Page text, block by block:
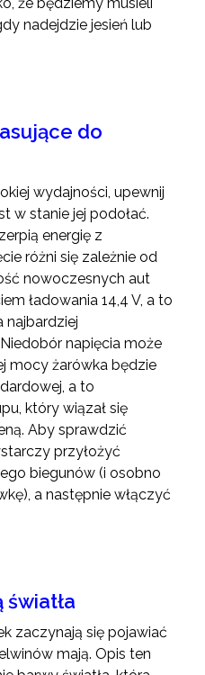
nadejdzie jesień lub
do
wydajności, upewnij
w stanie jej podołać.
energię z
różni się zależnie od
nowoczesnych aut
ładowania 14,4 V, a to
najbardziej
napięcia może
mocy żarówka będzie
a to
który wiązał się
Aby sprawdzić
przyłożyć
biegunów (i osobno
a następnie włączyć
światła
zaczynają się pojawiać
mają. Opis ten